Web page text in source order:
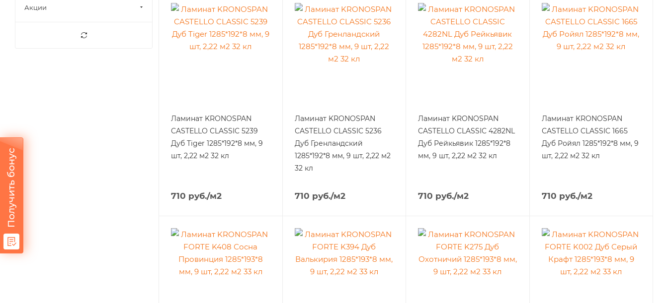
Ламинат KRONOSPAN
CASTELLO CLASSIC 5239
Дуб Tiger 1285*192*8 мм, 9
шт, 2,22 м2 32 кл
710 руб./м2
Ламинат KRONOSPAN
CASTELLO CLASSIC 5236
Дуб Гренландский
1285*192*8 мм, 9 шт, 2,22 м2
32 кл
710 руб./м2
Ламинат KRONOSPAN
CASTELLO CLASSIC 4282NL
Дуб Рейкьявик 1285*192*8
мм, 9 шт, 2,22 м2 32 кл
710 руб./м2
Ламинат KRONOSPAN
CASTELLO CLASSIC 1665
Дуб Ройял 1285*192*8 мм, 9
шт, 2,22 м2 32 кл
710 руб./м2
Акции
Получить бонус